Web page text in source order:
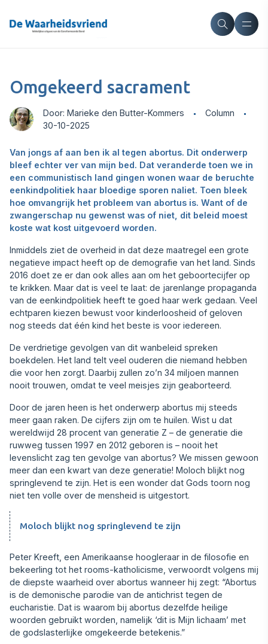
Omgekeerd sacrament
Door: Marieke den Butter-Kommers
Column
30-10-2025
Van jongs af aan ben ik al tegen abortus. Dit onderwerp
bleef echter ver van mijn bed. Dat veranderde toen we in
een communistisch land gingen wonen waar de beruchte
eenkindpolitiek haar bloedige sporen naliet. Toen bleek
hoe omvangrijk het probleem van abortus is. Want of de
zwangerschap nu gewenst was of niet, dit beleid moest
koste wat kost uitgevoerd worden.
Inmiddels ziet de overheid in dat deze maatregel een grote
negatieve impact heeft op de demografie van het land. Sinds
2016 doet ze er dan ook alles aan om het geboortecijfer op
te krikken. Maar dat is veel te laat: de jarenlange propaganda
van de eenkindpolitiek heeft te goed haar werk gedaan. Veel
echtparen kiezen bewust voor kinderloosheid of geloven
nog steeds dat één kind het beste is voor iedereen.
De verdrietige gevolgen van dit wanbeleid spreken
boekdelen. Het land telt veel ouderen die niemand hebben
die voor hen zorgt. Daarbij zullen zo’n 34 miljoen mannen
nooit trouwen, omdat te veel meisjes zijn geaborteerd.
Door de jaren heen is het onderwerp abortus mij steeds
meer gaan raken. De cijfers zijn om te huilen. Wist u dat
wereldwijd 28 procent van generatie Z – de generatie die
ruwweg tussen 1997 en 2012 geboren is – nooit het
levenslicht zag ten gevolge van abortus? We missen gewoon
meer dan een kwart van deze generatie! Moloch blijkt nog
springlevend te zijn. Het is een wonder dat Gods toorn nog
niet ten volle over de mensheid is uitgestort.
Moloch blijkt nog spring­levend te zijn
Peter Kreeft, een Amerikaanse hoogleraar in de filosofie en
bekeerling tot het rooms-katholicisme, verwoordt volgens mij
de diepste waarheid over abortus wanneer hij zegt: “Abortus
is de demonische parodie van de antichrist tegen de
eucharistie. Dat is waarom bij abortus dezelfde heilige
woorden gebruikt worden, namelijk ‘dit is Mijn lichaam’ met
de godslasterlijke omgekeerde betekenis.”